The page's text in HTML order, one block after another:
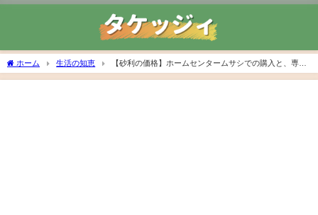
ホーム 生活の知恵
【砂利の価格】ホームセンタームサシでの購入と、専門
業者の値段を比較